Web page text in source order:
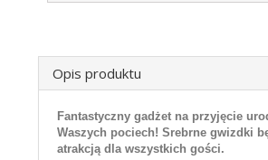
Opis produktu
Fantastyczny gadżet na przyjęcie
Waszych pociech! Srebrne gwizdki
atrakcją dla wszystkich gości.